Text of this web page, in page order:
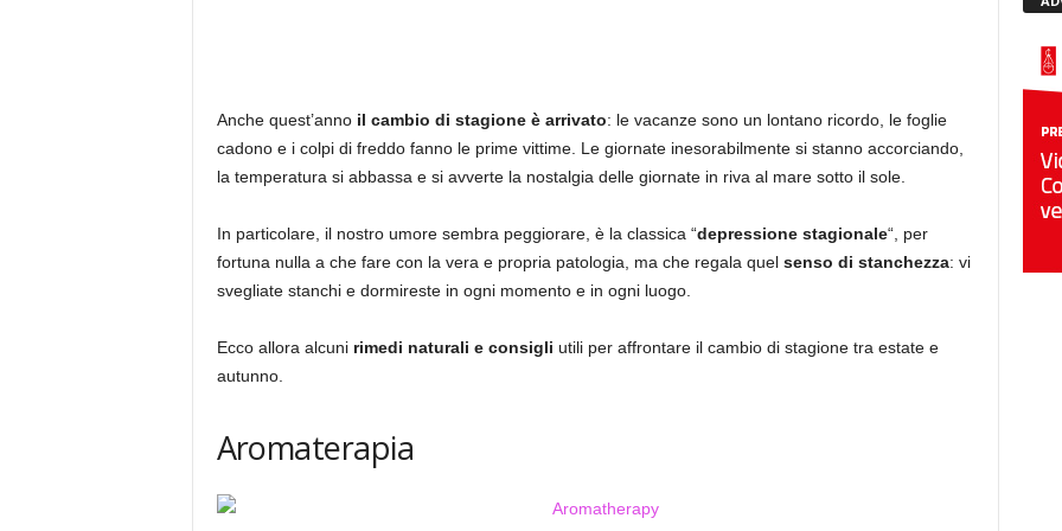
Anche quest’anno il cambio di stagione è arrivato: le vacanze sono un lontano ricordo, le foglie
cadono e i colpi di freddo fanno le prime vittime. Le giornate inesorabilmente si stanno accorciando,
la temperatura si abbassa e si avverte la nostalgia delle giornate in riva al mare sotto il sole.
In particolare, il nostro umore sembra peggiorare, è la classica “depressione stagionale“, per
fortuna nulla a che fare con la vera e propria patologia, ma che regala quel senso di stanchezza: vi
svegliate stanchi e dormireste in ogni momento e in ogni luogo.
Ecco allora alcuni rimedi naturali e consigli utili per affrontare il cambio di stagione tra estate e
autunno.
Aromaterapia